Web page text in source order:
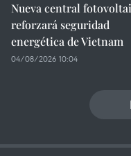
Nueva central
reforzará seguridad
energética de Vietnam
04/08/2026 10:04